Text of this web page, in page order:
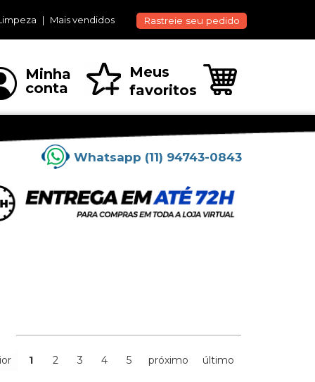
Mais vendidos Rastreie seu pedido
Minha
conta
Meus
favoritos
Whatsapp (11) 94743-0843
1 2 3 4 5 próximo último